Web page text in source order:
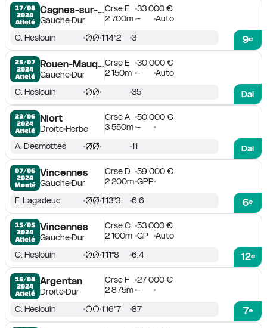
17/08
2024
Attelé
Cagnes-sur-Mer
GaucheDur
Crse E
33 000 €
2 700m - Auto
9e
C. Heslouin 1'14''2 3
25/07
2024
Attelé
Rouen-Mauquenchy
GaucheDur
Crse E
30 000 €
2 150m -
Auto
Dai
C. Heslouin 35
23/06
2024
Attelé
Niort
DroiteHerbe
Crse A
50 000 €
3 550m -
Dai
A. Desmottes 11
07/06
2024
Monté
Vincennes
GaucheDur
Crse D
59 000 €
2 200m GPP
6e
F. Lagadeuc 1'13''3 6.6
15/05
2024
Attelé
Vincennes
GaucheDur
Crse C
53 000 €
2 100m GP Auto
12e
C. Heslouin 1'11''8 6.4
15/04
2024
Attelé
Argentan
DroiteDur
Crse F
27 000 €
2 875m -
7e
C. Heslouin 1'16''7 87